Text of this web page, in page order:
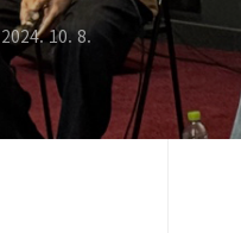
2024. 10. 8.